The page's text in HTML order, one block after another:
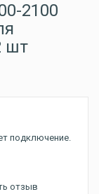
2100
шт
подключение.
отзыв